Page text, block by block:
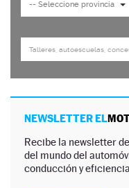
NEWSLETTER EL
Recibe la newsletter
del mundo del
conducción y eficiencia.